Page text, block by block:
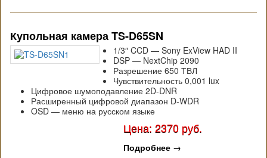
Купольная камера TS-D65SN
1/3″ CCD — Sony ExView HAD II
DSP — NextChip 2090
Разрешение 650 ТВЛ
Чувствительность 0,001 lux
Цифровое шумоподавление 2D-DNR
Расширенный цифровой диапазон D-WDR
OSD — меню на русском языке
Цена: 2370 руб.
Подробнее →